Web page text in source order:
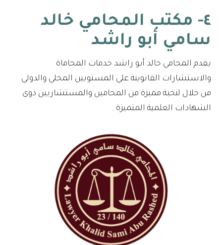
٤- مكتب المحامي خالد
سامي أبو راشد
يقدم المحامي خالد أبو راشد خدمات المحاماة
والاستشارات القانوينة علي المستويين المحلي والدولي
من خلال لنخبة مميزة من المحامين والمستشاريين ذوي
الشهادات العلمية المتميزة .